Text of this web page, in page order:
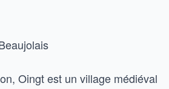
Oingt est un village médiéval